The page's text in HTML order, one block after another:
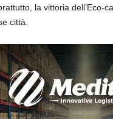
la vittoria dell’Eco-
città.